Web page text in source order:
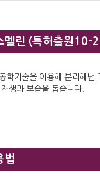
멜린 (특허출원
학기술을 이용해 분리해낸
생과 보습을 돕습니다.
법